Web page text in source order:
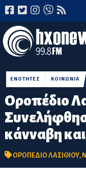
Οροπέδιο
κάνναβη
ΕΝΟΤΗΤΕΣ ΚΟΙΝΩΝΙΑ
ΟΡΟΠΕΔΙΟ ΛΑΣΙΘΙΟΥ,